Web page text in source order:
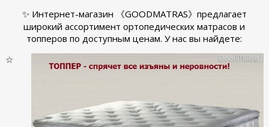
✨ Интернет-магазин 《GOODMATRAS》предлагает
широкий ассортимент ортопедических матрасов и
топперов по доступным ценам. У нас вы найдете:
☆